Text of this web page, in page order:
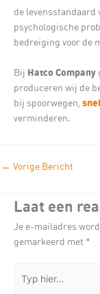
de levensstandaard
psychologische
bedreiging voor de
Bij Hatco Company
produceren wij de
bij spoorwegen,
verminderen.
← Vorige Bericht
Laat een
Je e-mailadres
gemarkeerd met *
hier...